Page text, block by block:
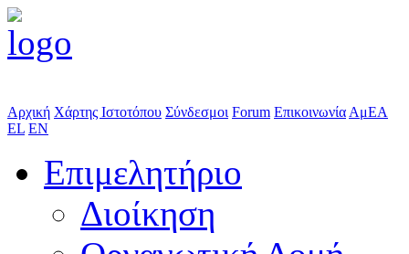
Αρχική Χάρτης Ιστοτόπου Σύνδεσμοι Forum Επικοινωνία ΑμΕΑ
EL EN
Επιμελητήριο
Διοίκηση